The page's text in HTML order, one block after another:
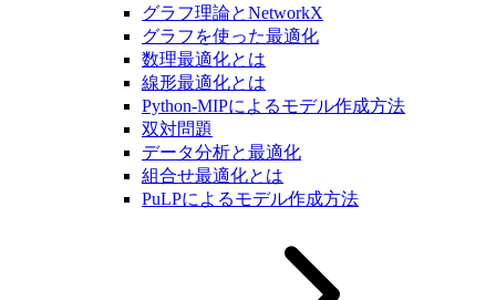
グラフ理論とNetworkX
グラフを使った最適化
数理最適化とは
線形最適化とは
Python-MIPによるモデル作成方法
双対問題
データ分析と最適化
組合せ最適化とは
PuLPによるモデル作成方法